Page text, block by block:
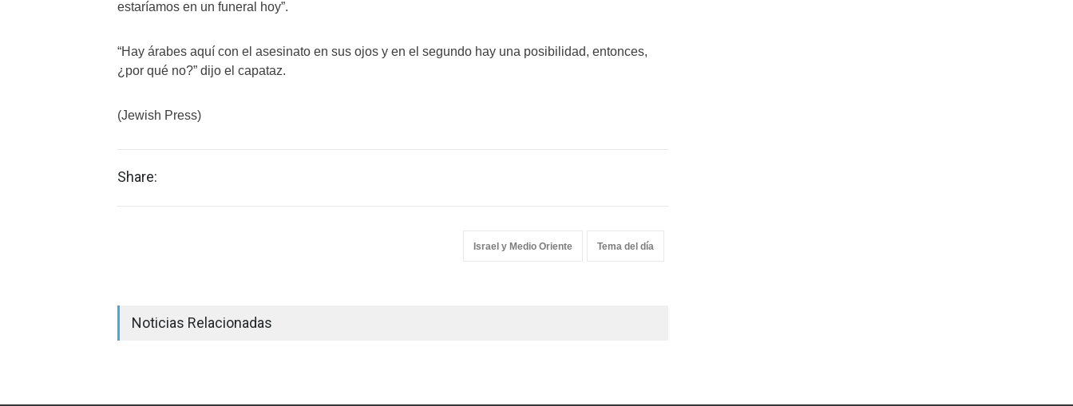
estaríamos en un funeral hoy”.
“Hay árabes aquí con el asesinato en sus ojos y en el segundo hay una posibilidad, entonces,
¿por qué no?” dijo el capataz.
(Jewish Press)
Share:
Israel y Medio Oriente Tema del día
Noticias Relacionadas